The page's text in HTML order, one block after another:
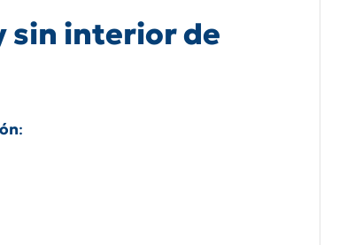
sin interior de
: